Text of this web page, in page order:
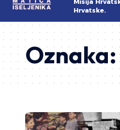
Hrvatske.
Oznaka: